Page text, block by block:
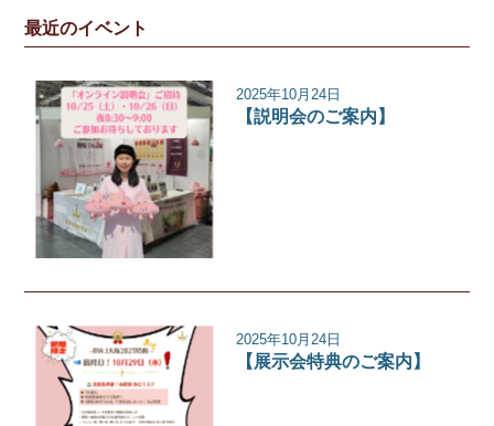
最近のイベント
2025年10月24日
【説明会のご案内】
2025年10月24日
【展示会特典のご案内】